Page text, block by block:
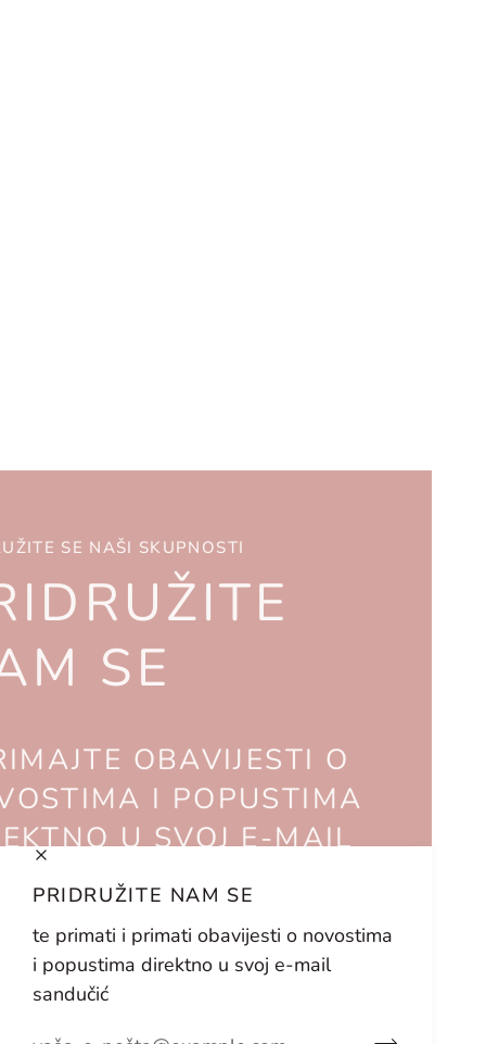
PRIDRUŽITE NAM SE
te primati i primati obavijesti o novostima
i popustima direktno u svoj e-mail
sandučić
SE NAŠI SKUPNOSTI
SE
OBAVIJESTI O
I POPUSTIMA
U SVOJ E-MAIL